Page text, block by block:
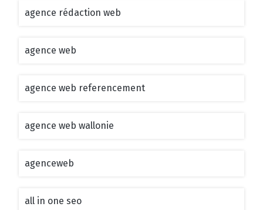
agence rédaction web
agence web
agence web referencement
agence web wallonie
agenceweb
all in one seo